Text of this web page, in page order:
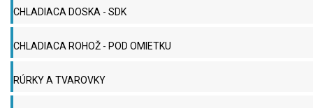
CHLADIACA DOSKA - SDK
CHLADIACA ROHOŽ - POD OMIETKU
RÚRKY A TVAROVKY